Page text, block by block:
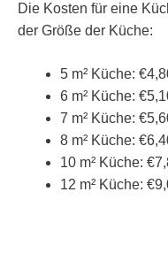
Die Kosten für eine
der Größe der Küche:
5 m² Küche:
6 m² Küche:
7 m² Küche:
8 m² Küche:
10 m² Küche:
12 m² Küche: